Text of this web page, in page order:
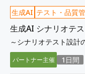
生成AI テスト・品質
生成AI シナリオテ
～シナリオテスト設計
パートナー主催 1日間